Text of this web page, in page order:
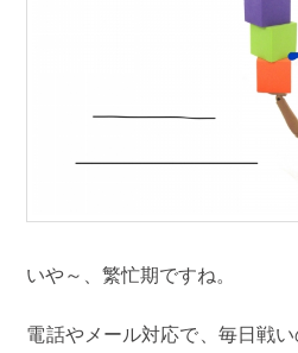
いや～、繁忙期ですね。
電話やメール対応で、毎日戦